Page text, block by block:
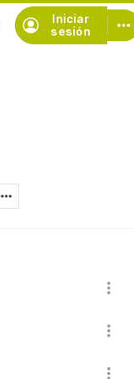
Iniciar
sesión